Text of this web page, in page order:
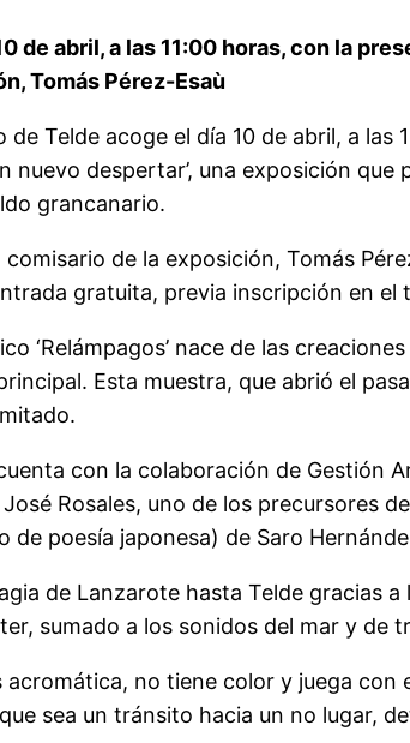
de abril, a las 11:00 horas, con la
Tomás Pérez-Esaù
de Telde acoge el día 10 de abril, a
nuevo despertar’, una exposición
grancanario.
de la exposición, Tomás
gratuita, previa inscripción en
‘Relámpagos’ nace de las
Esta muestra, que abrió el
con la colaboración de Gestión
Rosales, uno de los precursores
de poesía japonesa) de Saro
de Lanzarote hasta Telde gracias
sumado a los sonidos del mar y de
acromática, no tiene color y juega
sea un tránsito hacia un no lugar,